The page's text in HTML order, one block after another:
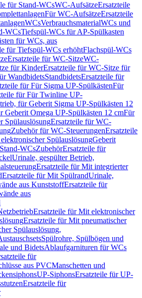
für Stand-WCsWC-AufsätzeErsatzteile
Für WC-AufsätzeErsatzteile
WCsVerbrauchsmaterialWCs und
WCsTiefspül-WCs für AP-Spülkasten
für WCs, aus
für Tiefspül-WCs erhöhtFlachspül-WCs
Ersatzteile für WC-SitzeWC-
für KinderErsatzteile für WC-Sitze für
WandbidetsStandbidetsErsatzteile für
für Für Sigma UP-SpülkästenFür
für Für Twinline UP-
für Geberit Sigma UP-Spülkästen 12
Geberit Omega UP-Spülkästen 12 cmFür
SpülauslösungErsatzteile für WC-
Zubehör für WC-SteuerungenErsatzteile
SpülauslösungGeberit
WCsZubehörErsatzteile für
Urinale, gespülter Betrieb,
Ersatzteile für Mit integrierter
Ersatzteile für Mit SpülrandUrinale,
aus KunststoffErsatzteile für
aus
Ersatzteile für Mit elektronischer
Ersatzteile für Mit pneumatischer
Spülauslösung,
Spülrohre, Spülbögen und
und BidetsAblaufgarnituren für WCs
für
aus PVCManschetten und
UP-SiphonsErsatzteile für UP-
Ersatzteile für